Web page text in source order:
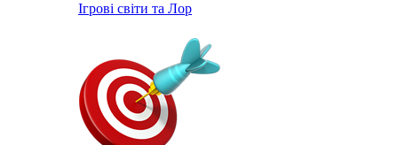
Ігрові світи та Лор